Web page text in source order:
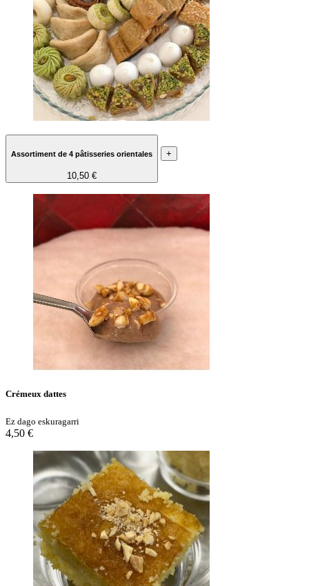
Assortiment de 4 pâtisseries orientales
10,50 €
+
Crémeux dattes
Ez dago eskuragarri
4,50 €